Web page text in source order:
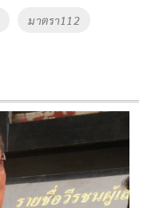
มาตรา112